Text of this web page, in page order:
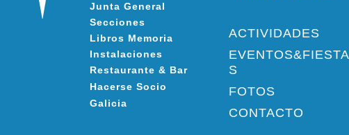
Junta General
Secciones
Libros Memoria
Instalaciones
Restaurante & Bar
Hacerse Socio
Galicia
ACTIVIDADES
EVENTOS&FIESTA
S
FOTOS
CONTACTO